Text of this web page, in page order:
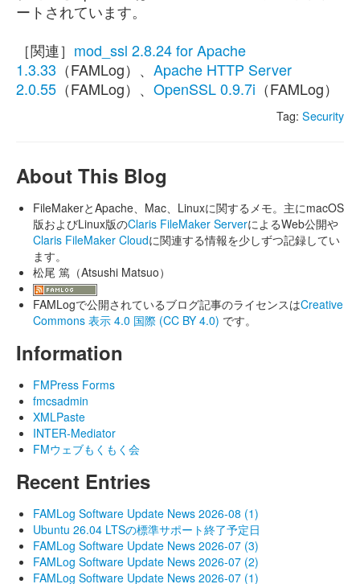
ートされています。
［関連］ mod_ssl 2.8.24 for Apache
1.3.33 （FAMLog）、 Apache HTTP Server
2.0.55 （FAMLog）、 OpenSSL 0.9.7i （FAMLog）
Tag: Security
About This Blog
FileMakerとApache、Mac、Linuxに関するメモ。主にmacOS
版およびLinux版のClaris FileMaker ServerによるWeb公開や
Claris FileMaker Cloudに関連する情報を少しずつ記録してい
ます。
松尾 篤（Atsushi Matsuo）
FAMLogで公開されているブログ記事のライセンスはCreative
Commons 表示 4.0 国際 (CC BY 4.0) です。
Information
FMPress Forms
fmcsadmin
XMLPaste
INTER-Mediator
FMウェブもくもく会
Recent Entries
FAMLog Software Update News 2026-08 (1)
Ubuntu 26.04 LTSの標準サポート終了予定日
FAMLog Software Update News 2026-07 (3)
FAMLog Software Update News 2026-07 (2)
FAMLog Software Update News 2026-07 (1)